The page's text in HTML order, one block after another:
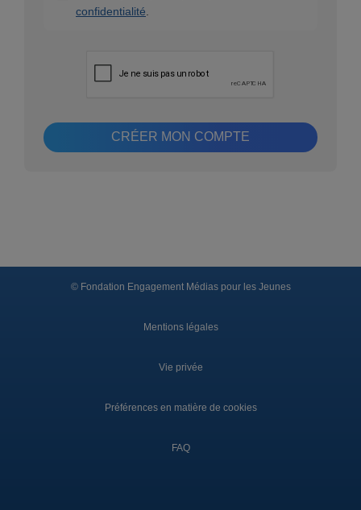
confidentialité
CRÉER MON COMPTE
© Fondation Engagement Médias pour les Jeunes
Mentions légales
Vie privée
Préférences en matière de cookies
FAQ